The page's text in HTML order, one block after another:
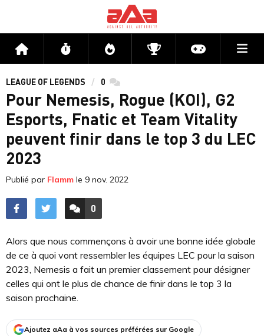
Accueil Flux Directs CompétitionsActu jeux
LEAGUE OF LEGENDS 0 commentaires
Pour Nemesis, Rogue (KOI), G2
Esports, Fnatic et Team Vitality
peuvent finir dans le top 3 du LEC
2023
Publié par Flamm le 9 nov. 2022
ACCÉDER AUX
0
COMMENTAIRES
Alors que nous commençons à avoir une bonne idée globale
de ce à quoi vont ressembler les équipes LEC pour la saison
2023, Nemesis a fait un premier classement pour désigner
celles qui ont le plus de chance de finir dans le top 3 la
saison prochaine.
Ajoutez aAa à vos sources préférées sur Google